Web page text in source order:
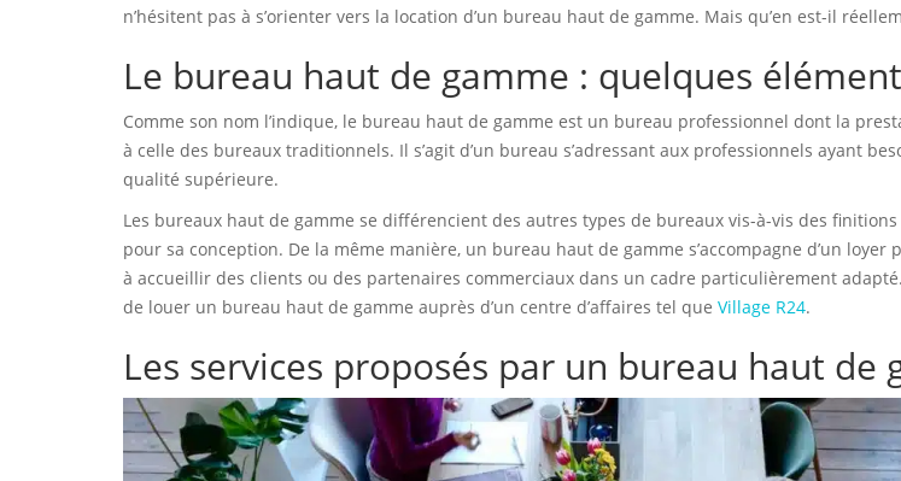
n’hésitent pas à s’orienter vers la location d’un bureau haut de gamme. Mais qu’en est-il
Le bureau haut de gamme : quelques
Comme son nom l’indique, le bureau haut de gamme est un bureau professionnel dont la
à celle des bureaux traditionnels. Il s’agit d’un bureau s’adressant aux professionnels ayant
qualité supérieure.
Les bureaux haut de gamme se différencient des autres types de bureaux vis-à-vis des
pour sa conception. De la même manière, un bureau haut de gamme s’accompagne d’un loyer
à accueillir des clients ou des partenaires commerciaux dans un cadre particulièrement
de louer un bureau haut de gamme auprès d’un centre d’affaires tel que Village R24.
Les services proposés par un bureau haut de